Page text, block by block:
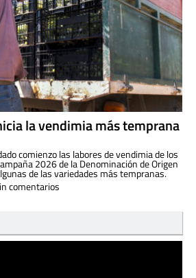
la vendimia más temprana
comienzo las labores de vendimia de los
2026 de la Denominación de Origen
de las variedades más tempranas.
comentarios